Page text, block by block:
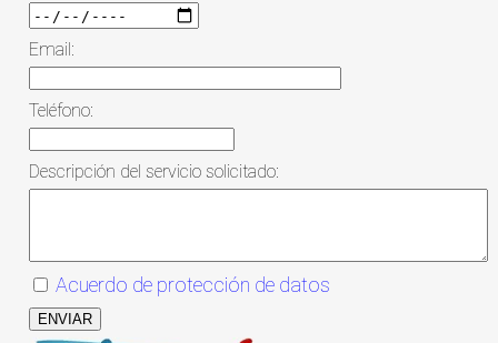
Email:
Teléfono:
Descripción del servicio solicitado:
Acuerdo de protección de datos
ENVIAR